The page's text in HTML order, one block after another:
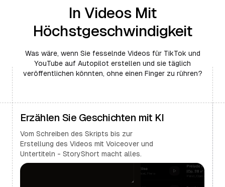
In Videos Mit
Höchstgeschwindigkeit
Was wäre, wenn Sie fesselnde Videos für TikTok und
YouTube auf Autopilot erstellen und sie täglich
veröffentlichen könnten, ohne einen Finger zu rühren?
Erzählen Sie Geschichten mit KI
Vom Schreiben des Skripts bis zur
Erstellung des Videos mit Voiceover und
Untertiteln - StoryShort macht alles.